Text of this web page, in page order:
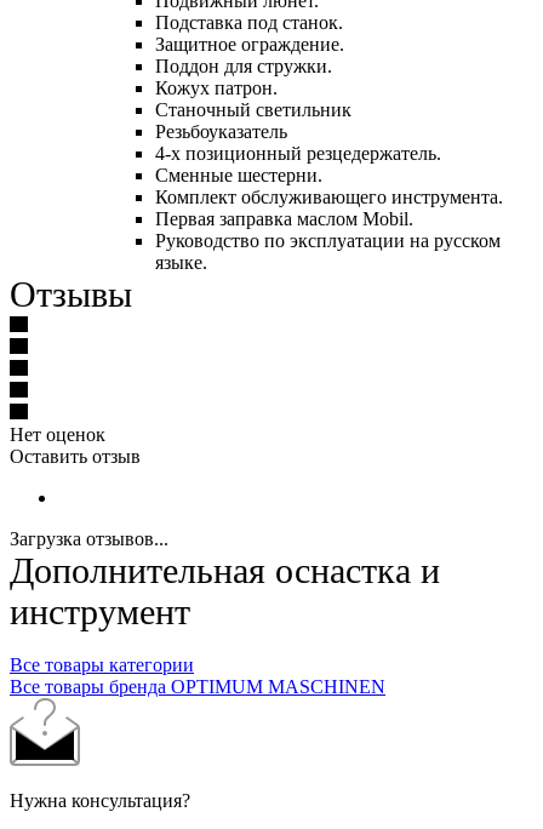
Подставка под станок.
Защитное ограждение.
Поддон для стружки.
Кожух патрон.
Станочный светильник
Резьбоуказатель
4-х позиционный резцедержатель.
Сменные шестерни.
Комплект обслуживающего инструмента.
Первая заправка маслом Mobil.
Руководство по эксплуатации на русском
языке.
Отзывы
Нет оценок
Оставить отзыв
Загрузка отзывов...
Дополнительная оснастка и
инструмент
Все товары категории
Все товары бренда OPTIMUM MASCHINEN
Нужна консультация?